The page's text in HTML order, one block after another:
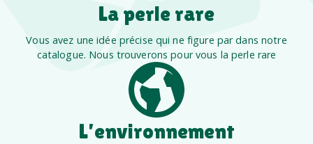
La perle rare
Vous avez une idée précise qui ne figure par dans notre
catalogue. Nous trouverons pour vous la perle rare
L’environnement